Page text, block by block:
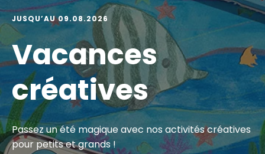
JUSQU’AU 09.08.2026
Vacances
créatives
Passez un été magique avec nos activités créatives
pour petits et grands !